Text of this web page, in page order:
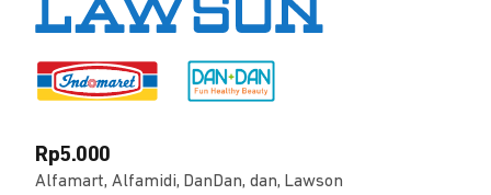
Rp5.000
Alfamart, Alfamidi, DanDan, dan, Lawson